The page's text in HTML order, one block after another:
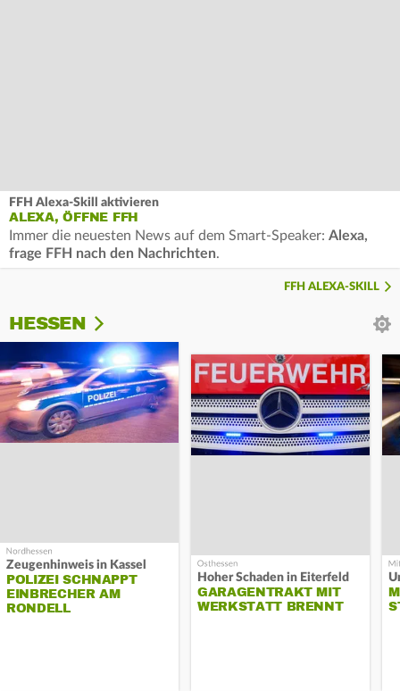
FFH Alexa-Skill aktivieren
ALEXA, ÖFFNE FFH
Immer die neuesten News auf dem Smart-Speaker: Alexa,
frage FFH nach den Nachrichten.
FFH ALEXA-SKILL
HESSEN
Zeugenhinweis in Kassel
POLIZEI SCHNAPPT
EINBRECHER AM
RONDELL
Hoher Schaden in Eiterfeld
GARAGENTRAKT MIT
WERKSTATT BRENNT